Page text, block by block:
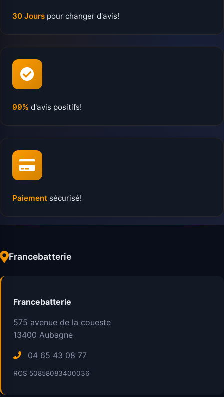
30 Jours pour changer d'avis!
99% d'avis positifs!
Paiement sécurisé!
Francebatterie
Francebatterie
575 avenue de la coueste
13400 Aubagne
04 65 43 08 77
RCS 50858083400036